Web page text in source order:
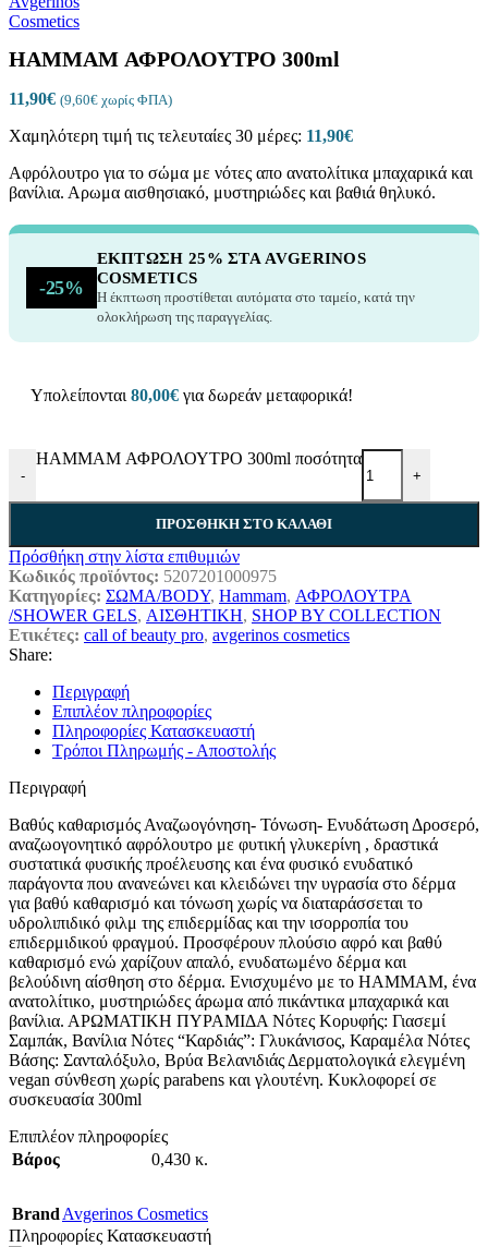
HAMMAM ΑΦΡΟΛΟΥΤΡΟ 300ml
11,90€ (9,60€ χωρίς ΦΠΑ)
Χαμηλότερη τιμή τις τελευταίες 30 μέρες: 11,90€
Αφρόλουτρο για το σώμα με νότες απο ανατολίτικα μπαχαρικά και
βανίλια. Αρωμα αισθησιακό, μυστηριώδες και βαθιά θηλυκό.
-25%
ΈΚΠΤΩΣΗ 25% ΣΤΑ AVGERINOS
COSMETICS
Η έκπτωση προστίθεται αυτόματα στο ταμείο, κατά την
ολοκλήρωση της παραγγελίας.
Υπολείπονται 80,00€ για δωρεάν μεταφορικά!
-
HAMMAM ΑΦΡΟΛΟΥΤΡΟ 300ml ποσότητα
+
ΠΡΟΣΘΉΚΗ ΣΤΟ ΚΑΛΆΘΙ
Πρόσθήκη στην λίστα επιθυμιών
Κωδικός προϊόντος: 5207201000975
Κατηγορίες: ΣΩΜΑ/BODY, Hammam, ΑΦΡΟΛΟΥΤΡΑ
/SHOWER GELS, ΑΙΣΘΗΤΙΚΗ, SHOP BY COLLECTION
Ετικέτες: call of beauty pro, avgerinos cosmetics
Share:
Περιγραφή
Επιπλέον πληροφορίες
Πληροφορίες Κατασκευαστή
Τρόποι Πληρωμής - Αποστολής
Περιγραφή
Βαθύς καθαρισμός Αναζωογόνηση- Τόνωση- Ενυδάτωση Δροσερό,
αναζωογονητικό αφρόλουτρο με φυτική γλυκερίνη , δραστικά
συστατικά φυσικής προέλευσης και ένα φυσικό ενυδατικό
παράγοντα που ανανεώνει και κλειδώνει την υγρασία στο δέρμα
για βαθύ καθαρισμό και τόνωση χωρίς να διαταράσσεται το
υδρολιπιδικό φιλμ της επιδερμίδας και την ισορροπία του
επιδερμιδικού φραγμού. Προσφέρουν πλούσιο αφρό και βαθύ
καθαρισμό ενώ χαρίζουν απαλό, ενυδατωμένο δέρμα και
βελούδινη αίσθηση στο δέρμα. Ενισχυμένο με το HAMMAM, ένα
ανατολίτικο, μυστηριώδες άρωμα από πικάντικα μπαχαρικά και
βανίλια. ΑΡΩΜΑΤΙΚΗ ΠΥΡΑΜΙΔΑ Νότες Κορυφής: Γιασεμί
Σαμπάκ, Βανίλια Νότες “Καρδιάς”: Γλυκάνισος, Καραμέλα Νότες
Βάσης: Σανταλόξυλο, Βρύα Βελανιδιάς Δερματολογικά ελεγμένη
vegan σύνθεση χωρίς parabens και γλουτένη. Κυκλοφορεί σε
συσκευασία 300ml
Επιπλέον πληροφορίες
Βάρος
0,430 κ.
Brand Avgerinos Cosmetics
Πληροφορίες Κατασκευαστή